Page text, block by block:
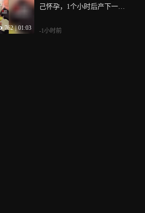
762 | 01:03
己怀孕，1个小时后产下一名
-1小时前